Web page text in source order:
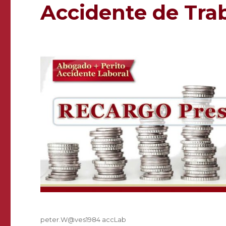
Accidente de
Autor
peter.W@ves1984 accLab